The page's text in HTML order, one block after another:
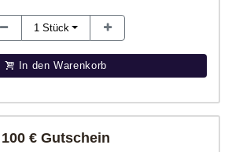
1 Stück
In den Warenkorb
100 € Gutschein